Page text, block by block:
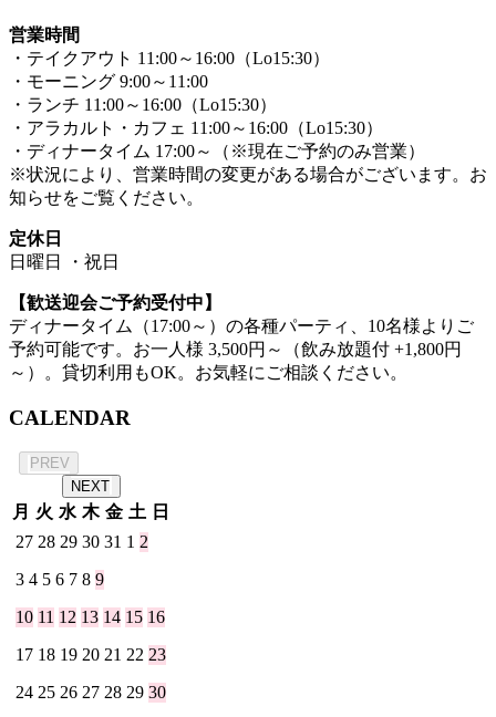
営業時間
・テイクアウト 11:00～16:00（Lo15:30）
・モーニング 9:00～11:00
・ランチ 11:00～16:00（Lo15:30）
・アラカルト・カフェ 11:00～16:00（Lo15:30）
・ディナータイム 17:00～（※現在ご予約のみ営業）
※状況により、営業時間の変更がある場合がございます。お
知らせをご覧ください。
定休日
日曜日 ・祝日
【歓送迎会ご予約受付中】
ディナータイム（17:00～）の各種パーティ、10名様よりご
予約可能です。お一人様 3,500円～（飲み放題付 +1,800円
～）。貸切利用もOK。お気軽にご相談ください。
CALENDAR
PREV
NEXT
月 火 水 木 金 土 日
27 28 29 30 31 1 2
3 4 5 6 7 8 9
10 11 12 13 14 15 16
17 18 19 20 21 22 23
24 25 26 27 28 29 30